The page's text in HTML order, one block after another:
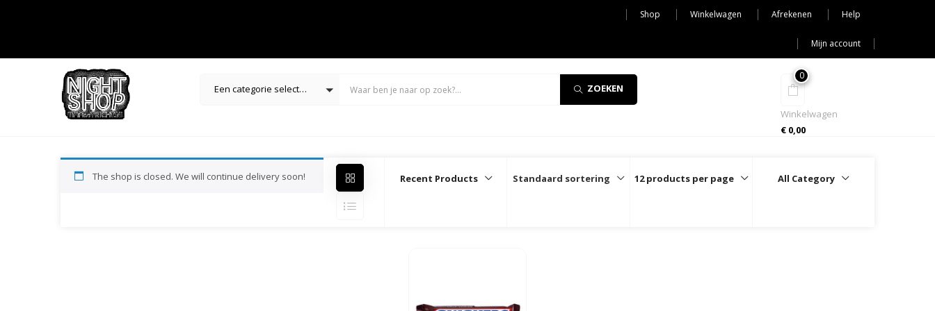
Shop Winkelwagen Afrekenen Help
Mijn account
Een categorie selecteren ZOEKEN
0
Winkelwagen
€ 0,00
The shop is closed. We will continue delivery soon! Recent Products Standaard sortering 12 products per page All Category